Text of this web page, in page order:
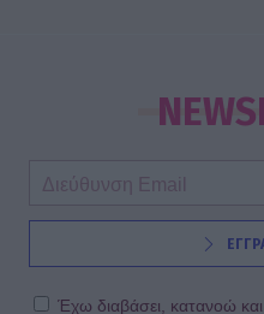
Έχω διαβάσει, κατανοώ